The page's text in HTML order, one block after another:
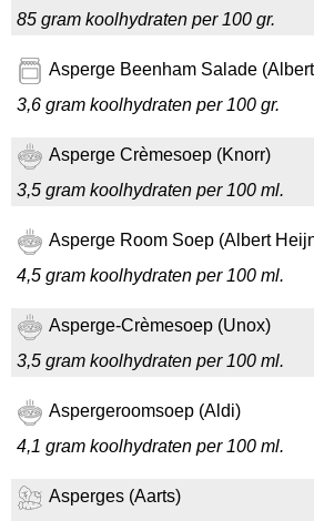
85 gram koolhydraten per 100 gr.
Asperge Beenham Salade
3,6 gram koolhydraten per 100 gr.
Asperge Crèmesoep (Knorr)
3,5 gram koolhydraten per 100 ml.
Asperge Room Soep (Albert
4,5 gram koolhydraten per 100 ml.
Asperge-Crèmesoep (Unox)
3,5 gram koolhydraten per 100 ml.
Aspergeroomsoep (Aldi)
4,1 gram koolhydraten per 100 ml.
Asperges (Aarts)